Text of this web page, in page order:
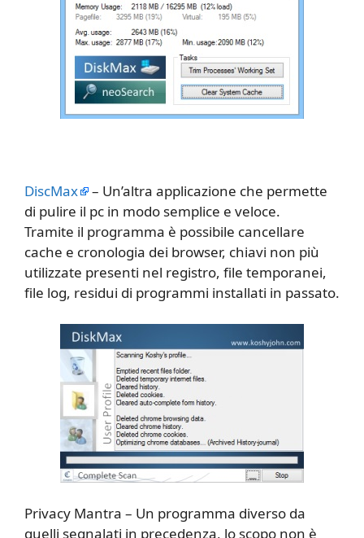
DiscMax
– Un’altra applicazione che permette
di pulire il pc in modo semplice e veloce.
Tramite il programma è possibile cancellare
cache e cronologia dei browser, chiavi non più
utilizzate presenti nel registro, file temporanei,
file log, residui di programmi installati in passato.
Privacy Mantra – Un programma diverso da
quelli segnalati in precedenza, lo scopo non è